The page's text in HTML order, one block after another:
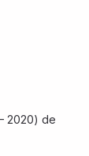
2020) de